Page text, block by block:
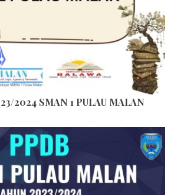
2024 SMAN 1 PULAU MALAN